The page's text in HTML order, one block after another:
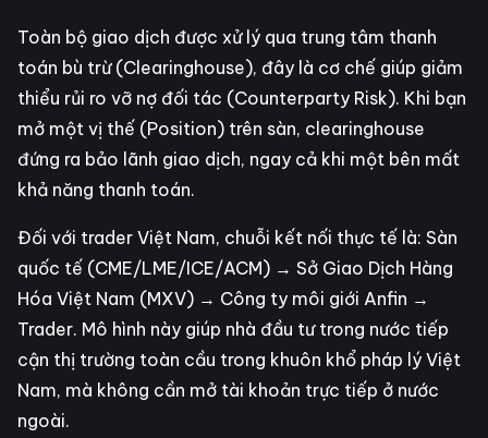
Toàn bộ giao dịch được xử lý qua trung tâm thanh
toán bù trừ (Clearinghouse), đây là cơ chế giúp giảm
thiểu rủi ro vỡ nợ đối tác (Counterparty Risk). Khi bạn
mở một vị thế (Position) trên sàn, clearinghouse
đứng ra bảo lãnh giao dịch, ngay cả khi một bên mất
khả năng thanh toán.
Đối với trader Việt Nam, chuỗi kết nối thực tế là: Sàn
quốc tế (CME/LME/ICE/ACM) → Sở Giao Dịch Hàng
Hóa Việt Nam (MXV) → Công ty môi giới Anfin →
Trader. Mô hình này giúp nhà đầu tư trong nước tiếp
cận thị trường toàn cầu trong khuôn khổ pháp lý Việt
Nam, mà không cần mở tài khoản trực tiếp ở nước
ngoài.